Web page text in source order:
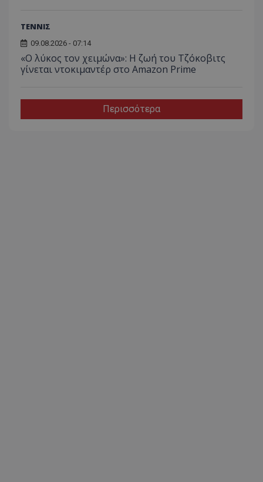
ΤΕΝΝΙΣ
09.08.2026 - 07:14
«Ο λύκος τον χειμώνα»: Η ζωή του Τζόκοβιτς
γίνεται ντοκιμαντέρ στο Amazon Prime
Περισσότερα